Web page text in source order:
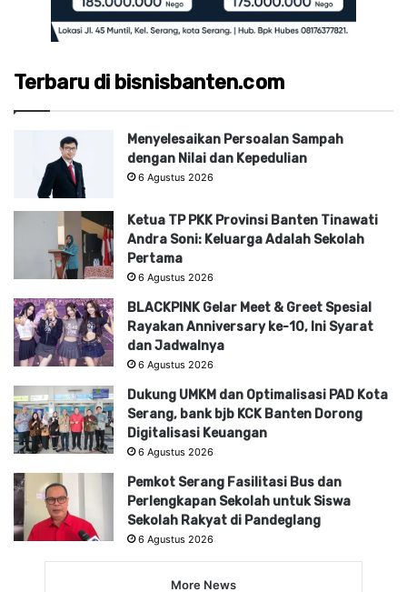
Terbaru di bisnisbanten.com
Menyelesaikan Persoalan Sampah
dengan Nilai dan Kepedulian
6 Agustus 2026
Ketua TP PKK Provinsi Banten Tinawati
Andra Soni: Keluarga Adalah Sekolah
Pertama
6 Agustus 2026
BLACKPINK Gelar Meet & Greet Spesial
Rayakan Anniversary ke-10, Ini Syarat
dan Jadwalnya
6 Agustus 2026
Dukung UMKM dan Optimalisasi PAD Kota
Serang, bank bjb KCK Banten Dorong
Digitalisasi Keuangan
6 Agustus 2026
Pemkot Serang Fasilitasi Bus dan
Perlengkapan Sekolah untuk Siswa
Sekolah Rakyat di Pandeglang
6 Agustus 2026
More News